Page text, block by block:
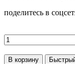
поделитесь в
В корзину